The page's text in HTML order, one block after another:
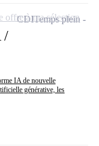
/
IA de nouvelle
générative, les
CDITemps plein
offre à ma sélection